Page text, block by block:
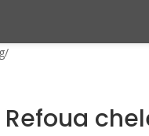
Refoua